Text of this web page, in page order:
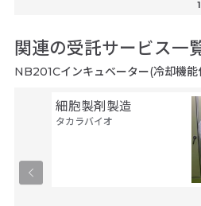
関連の受託サービス一
NB201Cインキュベーター(冷却機能
細胞製剤製造
タカラバイオ